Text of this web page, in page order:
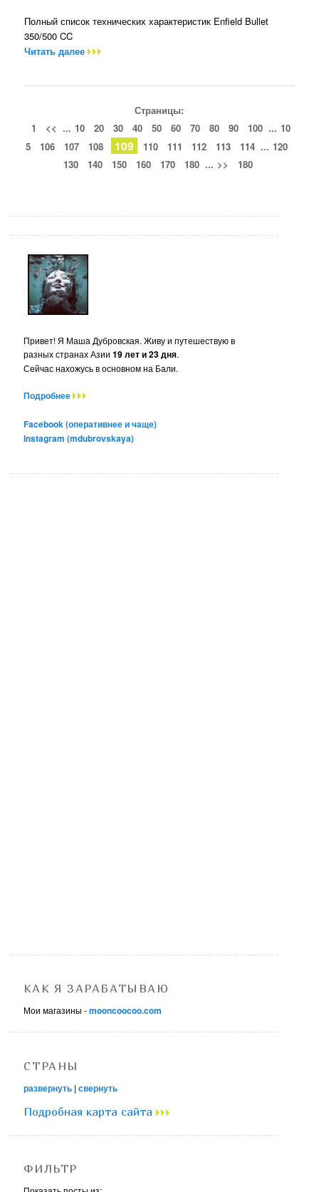
Полный список технических характеристик Enfield Bullet
350/500 CC
Читать далее
Страницы:
1
<< ... 10 20 30 40 50 60 70 80 90 100 ... 10
5
106 107 108 109 110 111 112 113 114 ... 120
130
140 150 160 170 180 ... >> 180
Привет! Я Маша Дубровская. Живу и путешествую в
разных странах Азии19 лет и 23 дня.
Сейчас нахожусь в основном на Бали.
Подробнее
Facebook (оперативнее и чаще)
Instagram (mdubrovskaya)
КАК Я ЗАРАБАТЫВАЮ
Мои магазины -mooncoocoo.com
СТРАНЫ
развернуть |свернуть
Подробная карта сайта
ФИЛЬТР